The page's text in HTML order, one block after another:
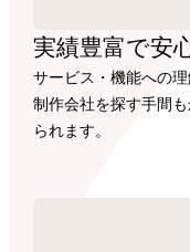
実績豊富で安
サービス・機能への
制作会社を探す手間
られます。